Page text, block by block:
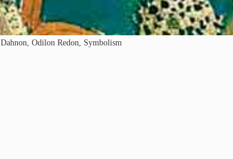
Dahnon, Odilon Redon, Symbolism